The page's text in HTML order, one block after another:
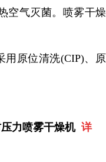
空气灭菌。喷雾干燥
用原位清洗(CIP)、原
力喷雾干燥机 详